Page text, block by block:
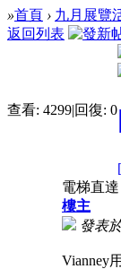
»首頁 › 九月展覽
返回列表
查看: 4299|回復: 0
電梯直達
樓主
發表
Vianney